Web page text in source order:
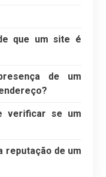
que um site é
de um
verificar se um
reputação de um